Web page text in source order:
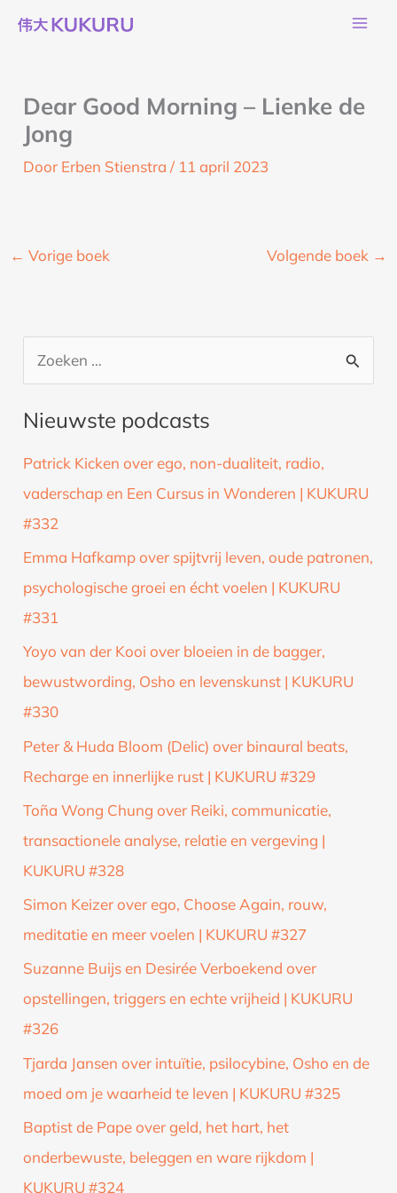
naar
Dear Good Morning – Lienke de
Jong
Door Erben Stienstra/ 11 april 2023
← Vorige boek Volgende boek →
e
k
a
Nieuwste podcasts
Patrick Kicken over ego, non-dualiteit, radio,
vaderschap en Een Cursus in Wonderen | KUKURU
#332
Emma Hafkamp over spijtvrij leven, oude patronen,
psychologische groei en écht voelen | KUKURU
#331
Yoyo van der Kooi over bloeien in de bagger,
bewustwording, Osho en levenskunst | KUKURU
#330
Peter & Huda Bloom (Delic) over binaural beats,
Recharge en innerlijke rust | KUKURU #329
Toña Wong Chung over Reiki, communicatie,
transactionele analyse, relatie en vergeving |
KUKURU #328
Simon Keizer over ego, Choose Again, rouw,
meditatie en meer voelen | KUKURU #327
Suzanne Buijs en Desirée Verboekend over
opstellingen, triggers en echte vrijheid | KUKURU
#326
Tjarda Jansen over intuïtie, psilocybine, Osho en de
moed om je waarheid te leven | KUKURU #325
Baptist de Pape over geld, het hart, het
onderbewuste, beleggen en ware rijkdom |
KUKURU #324